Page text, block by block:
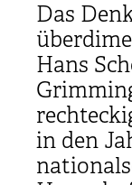
Das
Hans
in den